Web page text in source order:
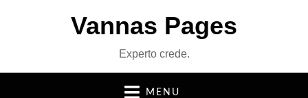
Vannas Pages
Experto crede.
MENU